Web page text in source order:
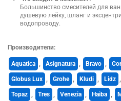
Большинство смесителей для
душевую лейку, шланг и
водопроводу.
Производители:
Aquatica , Asignatura , Bravo ,
Globus Lux , Grohe , Kludi , Lidz ,
Topaz , Tres , Venezia , Haiba ,